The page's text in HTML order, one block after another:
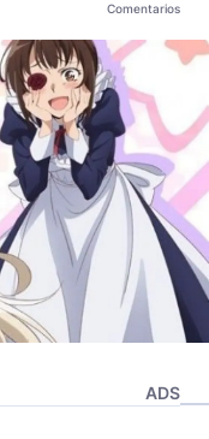
Comentarios
ADS